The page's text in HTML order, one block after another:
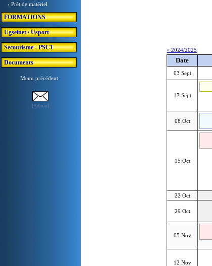
› Prêt de matériel
FORMATIONS
Ugselnet / Usport
Secourisme - PSC1
Documents
Menu précédent
[Admin]
< 2024/2025
Date
03 Sept
17 Sept
08 Oct
15 Oct
22 Oct
29 Oct
05 Nov
12 Nov